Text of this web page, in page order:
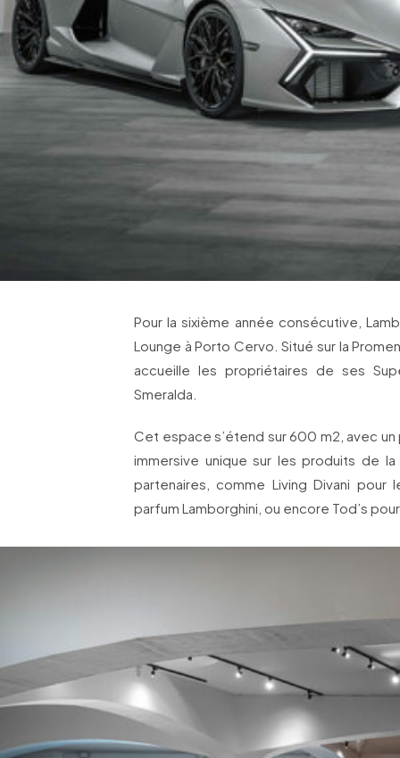
Pour la sixième année consécutive,
Lounge à Porto Cervo. Situé sur la
accueille les propriétaires de ses
Smeralda.
Cet espace s’étend sur 600 m2, avec
immersive unique sur les produits de
partenaires, comme Living Divani pour
parfum Lamborghini, ou encore Tod’s